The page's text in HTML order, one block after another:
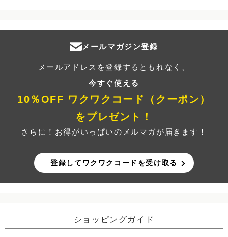
メールマガジン登録
メールアドレスを登録するともれなく、
今すぐ使える
10％OFF ワクワクコード（クーポン）
をプレゼント！
さらに！お得がいっぱいのメルマガが届きます！
登録してワクワクコードを受け取る
ショッピングガイド